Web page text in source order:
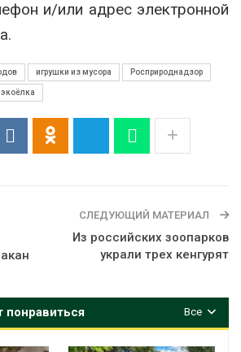
и/или адрес электронной
игрушки из мусора Росприроднадзор
экоёлка
СЛЕДУЮЩИЙ МАТЕРИАЛ
Из российских зоопарков
украли трех кенгурят
Все
понравиться